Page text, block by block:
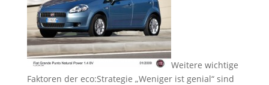
Weitere wichtige
Faktoren der eco:Strategie „Weniger ist genial“ sind